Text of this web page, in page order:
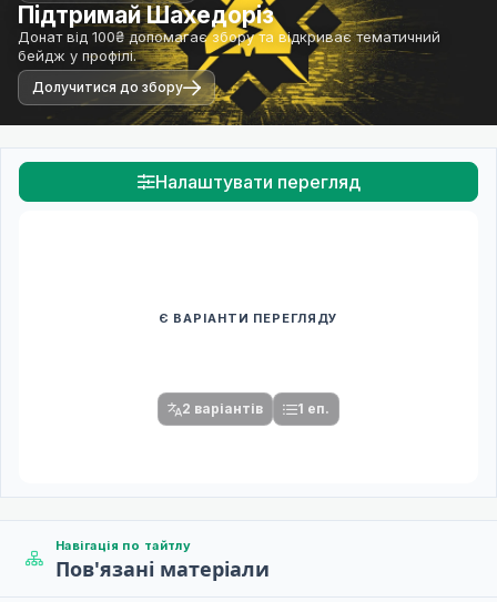
Підтримай Шахедоріз
Донат від 100₴ допомагає збору та відкриває тематичний
бейдж у профілі.
Долучитися до збору
Налаштувати перегляд
Є ВАРІАНТИ ПЕРЕГЛЯДУ
2 варіантів 1 еп.
Навігація по тайтлу
Пов'язані матеріали